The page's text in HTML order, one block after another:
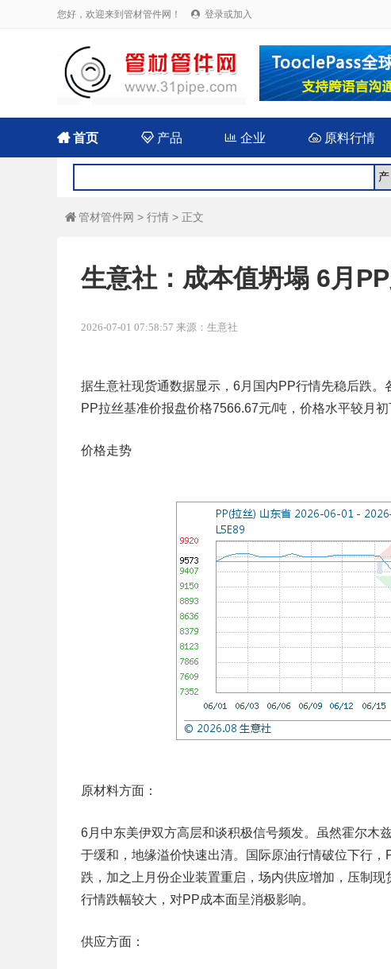
您好，欢迎来到管材管件网！  登录或加入
首页 产品  企业 原料行情
 管材管件网 > 行情 > 正文
生意社：成本值坍塌 6月
2026-07-01 07:58:57 来源：生意社
据生意社现货通数据显示，6月国内PP行情先稳后跌
PP拉丝基准价报盘价格7566.67元/吨，价格水平较月初
价格走势
原材料方面：
6月中东美伊双方高层和谈积极信号频发。虽然霍尔木
于缓和，地缘溢价快速出清。国际原油行情破位下行
跌，加之上月份企业装置重启，场内供应增加，压制
行情跌幅较大，对PP成本面呈消极影响。
供应方面：